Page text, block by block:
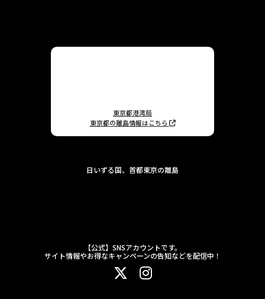
東京都港湾局
東京都の離島情報はこちら
日いずる国、首都東京の離島
【公式】SNSアカウントです。
サイト情報やお得なキャンペーンの告知などを配信中！